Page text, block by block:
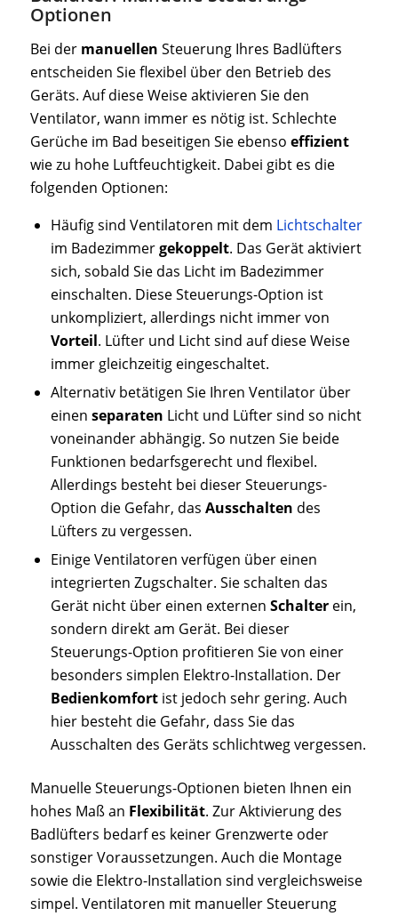
Optionen
Bei der manuellen Steuerung Ihres Badlüfters
entscheiden Sie flexibel über den Betrieb des
Geräts. Auf diese Weise aktivieren Sie den
Ventilator, wann immer es nötig ist. Schlechte
Gerüche im Bad beseitigen Sie ebenso effizient
wie zu hohe Luftfeuchtigkeit. Dabei gibt es die
folgenden Optionen:
Häufig sind Ventilatoren mit dem Lichtschalter
im Badezimmergekoppelt. Das Gerät aktiviert
sich, sobald Sie das Licht im Badezimmer
einschalten. Diese Steuerungs-Option ist
unkompliziert, allerdings nicht immer von
Vorteil. Lüfter und Licht sind auf diese Weise
immer gleichzeitig eingeschaltet.
Alternativ betätigen Sie Ihren Ventilator über
einen separaten Licht und Lüfter sind so nicht
voneinander abhängig. So nutzen Sie beide
Funktionen bedarfsgerecht und flexibel.
Allerdings besteht bei dieser Steuerungs-
Option die Gefahr, das Ausschalten des
Lüfters zu vergessen.
Einige Ventilatoren verfügen über einen
integrierten Zugschalter. Sie schalten das
Gerät nicht über einen externen Schalterein,
sondern direkt am Gerät. Bei dieser
Steuerungs-Option profitieren Sie von einer
besonders simplen Elektro-Installation. Der
Bedienkomfortist jedoch sehr gering. Auch
hier besteht die Gefahr, dass Sie das
Ausschalten des Geräts schlichtweg vergessen.
Manuelle Steuerungs-Optionen bieten Ihnen ein
hohes Maß an Flexibilität. Zur Aktivierung des
Badlüfters bedarf es keiner Grenzwerte oder
sonstiger Voraussetzungen. Auch die Montage
sowie die Elektro-Installation sind vergleichsweise
simpel. Ventilatoren mit manueller Steuerung